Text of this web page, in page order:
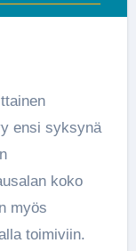
ensi syksynä
koko
myös
toimiviin.